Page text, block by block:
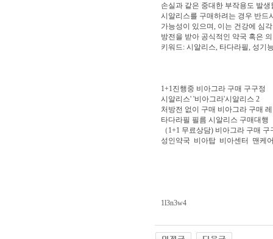
손실과 같은 중대한 부작용도 발
시알리스를 구매하려는 경우 반드
가능성이 있으며, 이는 건강에 심
방전을 받아 공식적인 약국 혹은
키워드: 시알리스, 타다라필, 성기
1+1진행중 비아그라 구매 구구정
시알리스' '비아그라'시알리스 2
처방전 없이 구매 비아그라 구매
타다라필 필름 시알리스 구매대행
（1+1 무료상담) 비아그라 구매 구
성인약국 비아탑 비아센터 맨케
1l3n3w4